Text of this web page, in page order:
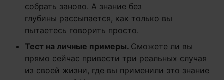
собрать заново. А знание без
глубины рассыпается, как только вы
пытаетесь говорить просто.
Тест на личные примеры. Сможете ли вы
прямо сейчас привести три реальных случая
из своей жизни, где вы применили это знание